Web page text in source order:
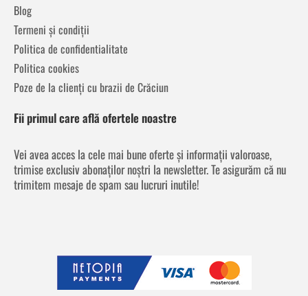
Blog
Termeni și condiții
Politica de confidentialitate
Politica cookies
Poze de la clienți cu brazii de Crăciun
Fii primul care află ofertele noastre
Vei avea acces la cele mai bune oferte și informații valoroase,
trimise exclusiv abonaților noștri la newsletter. Te asigurăm că nu
trimitem mesaje de spam sau lucruri inutile!